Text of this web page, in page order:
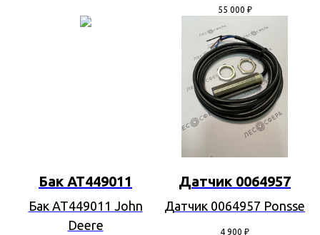
55 000 ₽
Бак AT449011
Бак AT449011 John
Deere
Датчик 0064957
Датчик 0064957 Ponsse
4 900 ₽